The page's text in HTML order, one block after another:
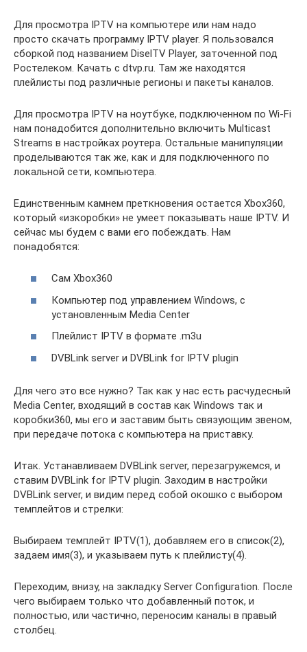
Для просмотра IPTV на компьютере или нам надо
просто скачать программу IPTV player. Я пользовался
сборкой под названием DiselTV Player, заточенной под
Ростелеком. Качать с dtvp.ru. Там же находятся
плейлисты под различные регионы и пакеты каналов.
Для просмотра IPTV на ноутбуке, подключенном по Wi-Fi
нам понадобится дополнительно включить Multicast
Streams в настройках роутера. Остальные манипуляции
проделываются так же, как и для подключенного по
локальной сети, компьютера.
Единственным камнем преткновения остается Xbox360,
который «изкоробки» не умеет показывать наше IPTV. И
сейчас мы будем с вами его побеждать. Нам
понадобятся:
Сам Xbox360
Компьютер под управлением Windows, с
установленным Media Center
Плейлист IPTV в формате .m3u
DVBLink server и DVBLink for IPTV plugin
Для чего это все нужно? Так как у нас есть расчудесный
Media Center, входящий в состав как Windows так и
коробки360, мы его и заставим быть связующим звеном,
при передаче потока с компьютера на приставку.
Итак. Устанавливаем DVBLink server, перезагружемся, и
ставим DVBLink for IPTV plugin. Заходим в настройки
DVBLink server, и видим перед собой окошко с выбором
темплейтов и стрелки:
Выбираем темплейт IPTV(1), добавляем его в список(2),
задаем имя(3), и указываем путь к плейлисту(4).
Переходим, внизу, на закладку Server Configuration. После
чего выбираем только что добавленный поток, и
полностью, или частично, переносим каналы в правый
столбец.